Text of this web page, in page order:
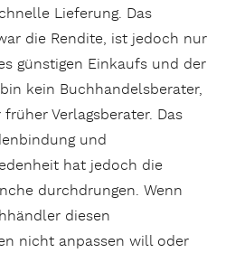
Lieferung. Das
die Rendite, ist jedoch nur
günstigen Einkaufs und der
kein Buchhandelsberater,
Verlagsberater. Das
und
hat jedoch die
durchdrungen. Wenn
diesen
nicht anpassen will oder